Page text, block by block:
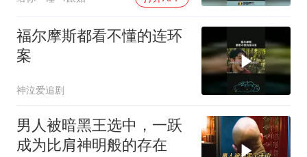
福尔摩斯都看不懂的连环
案
神泣爱追剧
男人被暗黑王选中，一跃
成为比肩神明般的存在